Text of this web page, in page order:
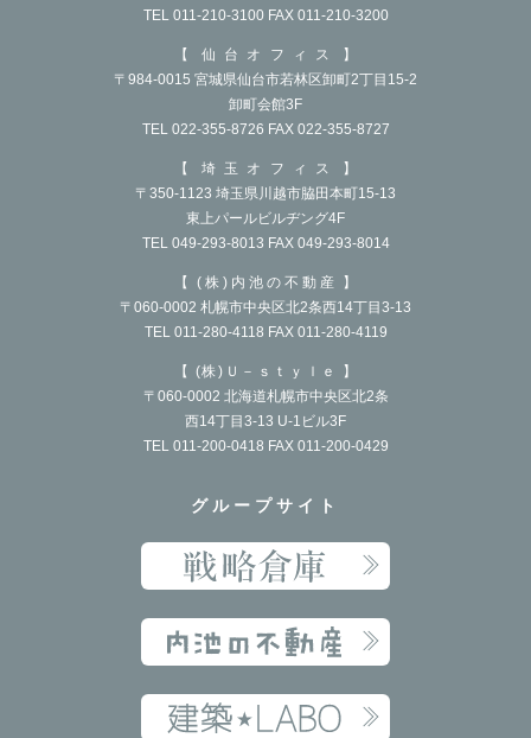
2021年9月
2021年4月
2020年12月
2020年9月
2020年8月
2020年5月
2020年4月
2020年3月
2020年2月
TEL 011-210-3100 FAX 011-210-3200
仙台オフィス
〒984-0015 宮城県仙台市若林区卸町2丁目15-2
卸町会館3F
TEL 022-355-8726 FAX 022-355-8727
埼玉オフィス
〒350-1123 埼玉県川越市脇田本町15-13
東上パールビルヂング4F
TEL 049-293-8013 FAX 049-293-8014
(株)内池の不動産
〒060-0002 札幌市中央区北2条西14丁目3-13
TEL 011-280-4118 FAX 011-280-4119
(株)Ｕ－ｓｔｙｌｅ
〒060-0002 北海道札幌市中央区北2条
西14丁目3-13 U-1ビル3F
TEL 011-200-0418 FAX 011-200-0429
グループサイト